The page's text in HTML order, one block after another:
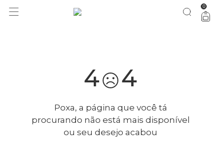
você merece 30% OFF pra comemorar com a gente aproveita! 0
4 4
Poxa, a página que você tá
procurando não está mais disponível
ou seu desejo acabou